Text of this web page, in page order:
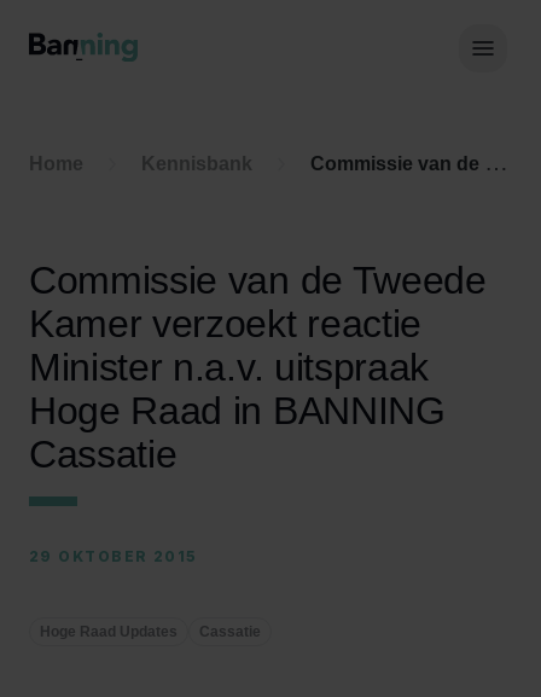
Home Kennisbank Commissie van de Tweede Kamer verzoekt reactie Minister n.a.v. uitspraak Hoge Raad in BANNING Cassatie
Commissie van de Tweede
Kamer verzoekt reactie
Minister n.a.v. uitspraak
Hoge Raad in BANNING
Cassatie
29 OKTOBER 2015
Hoge Raad Updates Cassatie